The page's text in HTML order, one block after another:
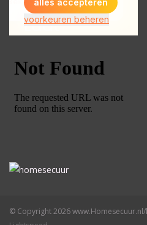
© Copyright 2026